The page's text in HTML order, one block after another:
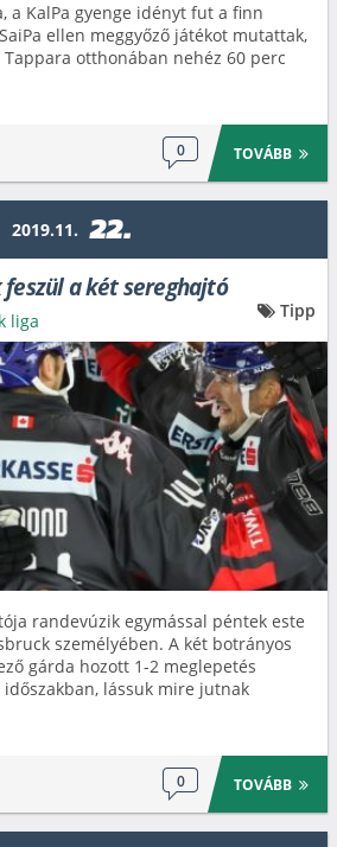
a KalPa gyenge idényt fut a finn
ellen meggyőző játékot mutattak,
otthonában nehéz 60 perc
0 TOVÁBB
2019.11. 22.
feszül a két sereghajtó
randevúzik egymással péntek este
személyében. A két botrányos
gárda hozott 1-2 meglepetés
lássuk mire jutnak
0 TOVÁBB
liga Tipp